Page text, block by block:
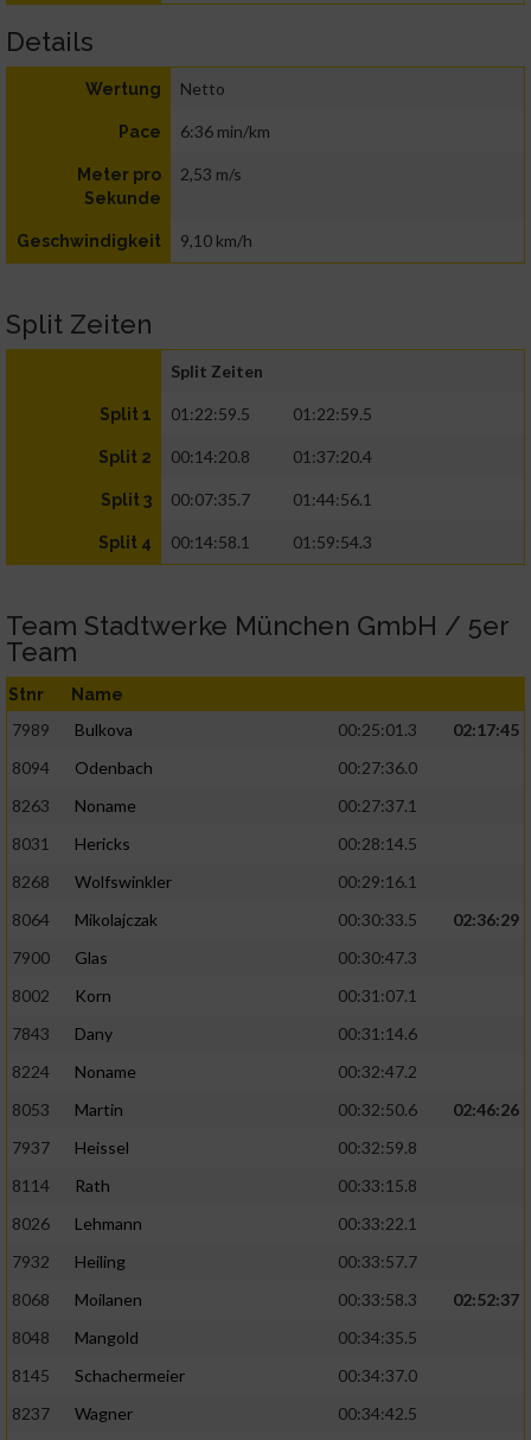
Details
Wertung Netto
Pace 6:36 min/km
Meter pro
Sekunde
2,53 m/s
Geschwindigkeit 9,10 km/h
Split Zeiten
Split Zeiten
Split 1 01:22:59.5 01:22:59.5
Split 2 00:14:20.8 01:37:20.4
Split 3 00:07:35.7 01:44:56.1
Split 4 00:14:58.1 01:59:54.3
Team Stadtwerke München GmbH / 5er
Team
Stnr Name
7989 Bulkova 00:25:01.3
02:17:45
8094
Odenbach
00:27:36.0
8263
Noname
00:27:37.1
8031
Hericks
00:28:14.5
8268
Wolfswinkler
00:29:16.1
8064
Mikolajczak 00:30:33.5
02:36:29
7900
Glas
00:30:47.3
8002
Korn
00:31:07.1
7843
Dany
00:31:14.6
8224
Noname
00:32:47.2
8053
Martin 00:32:50.6
02:46:26
7937
Heissel
00:32:59.8
8114
Rath
00:33:15.8
8026
Lehmann
00:33:22.1
7932
Heiling
00:33:57.7
8068
Moilanen 00:33:58.3
02:52:37
8048
Mangold
00:34:35.5
8145
Schachermeier
00:34:37.0
8237
Wagner
00:34:42.5